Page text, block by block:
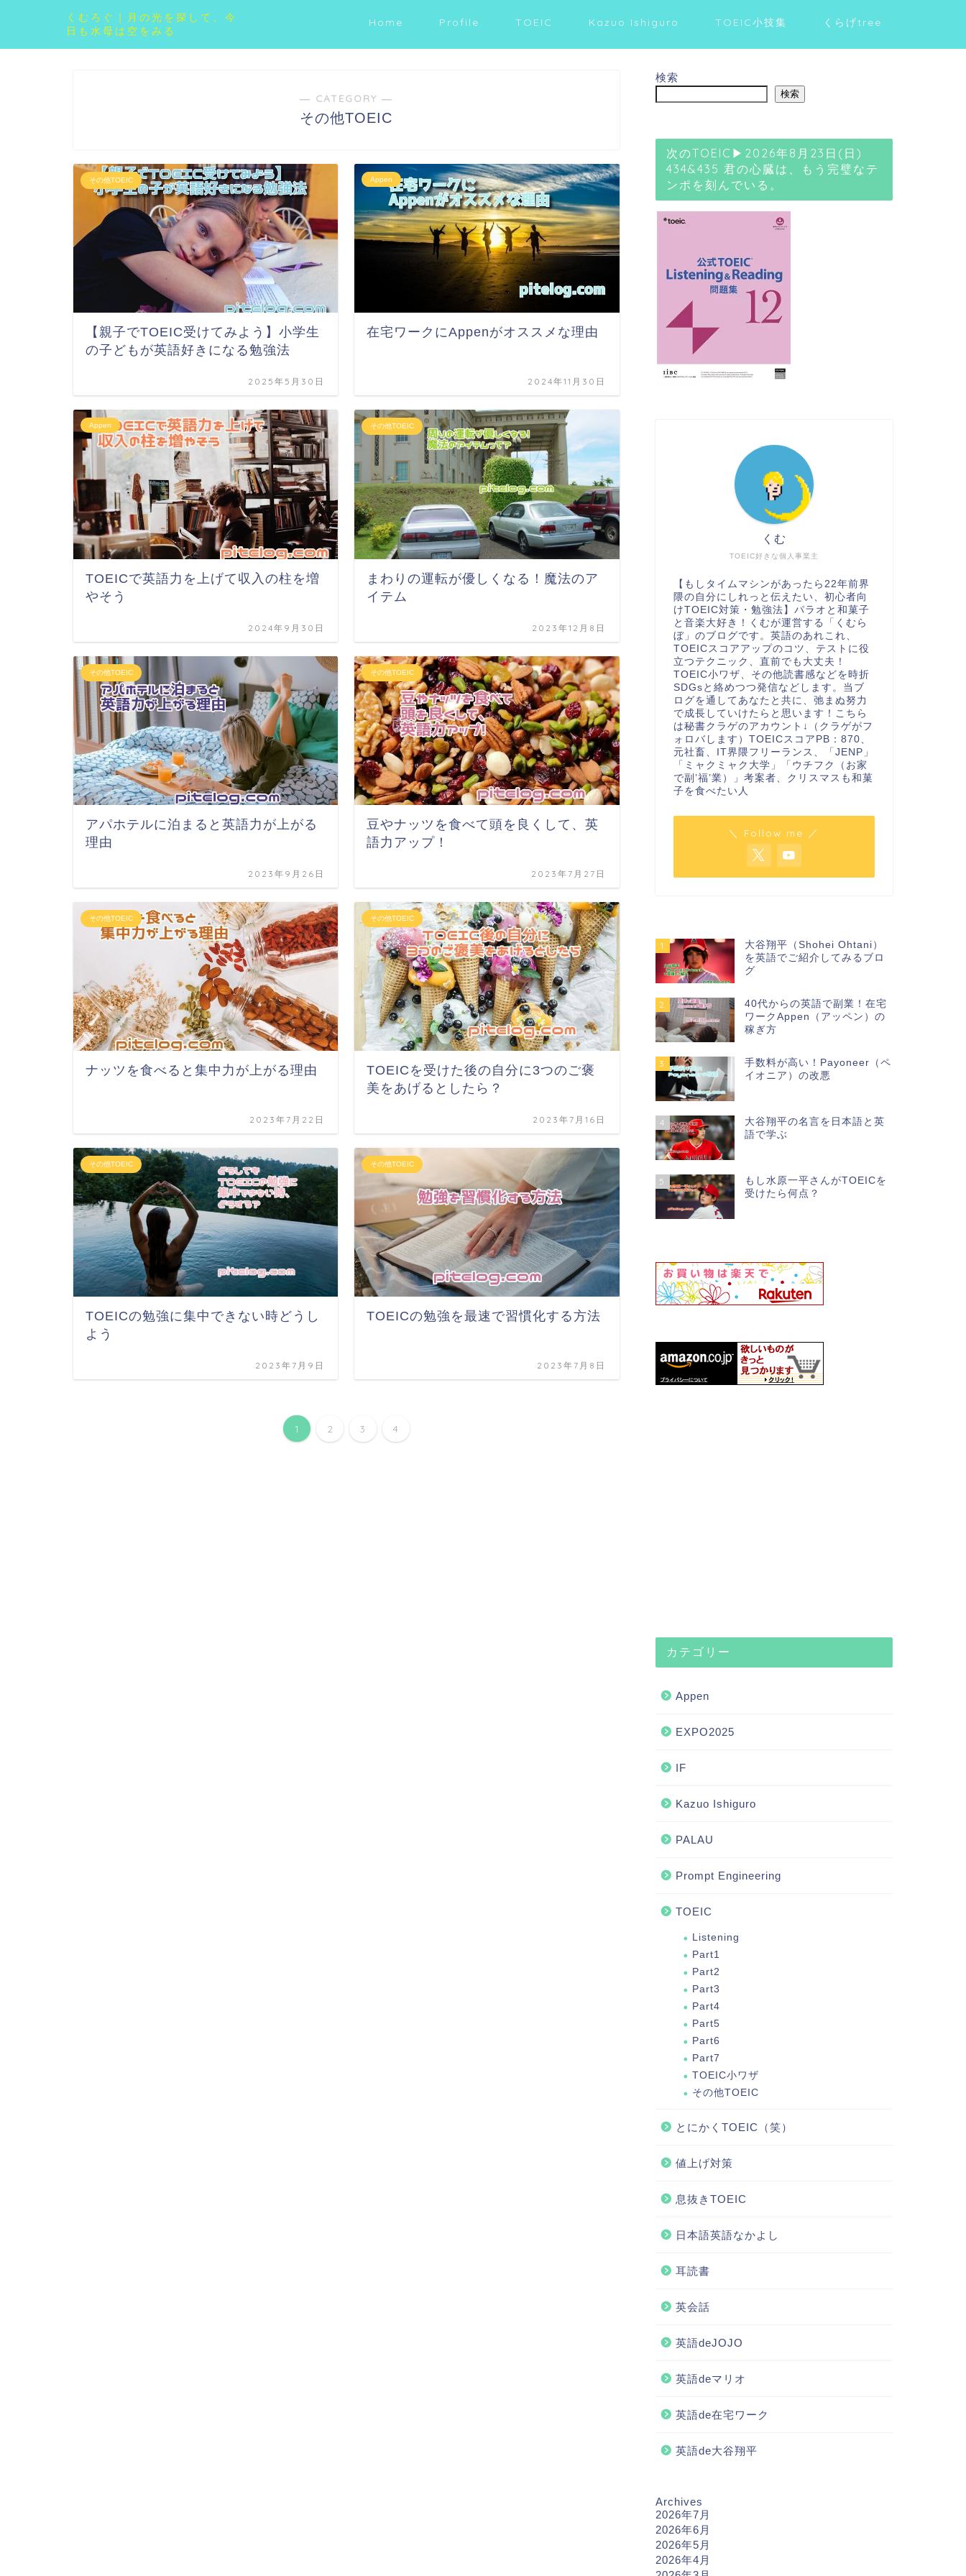
くむろぐ｜月の光を探して、今
日も水母は空をみる
Home Profile TOEIC Kazuo Ishiguro TOEIC小技集 くらげtree
― CATEGORY ―
その他TOEIC
その他TOEIC
【親子でTOEIC受けてみよう】小学生
の子どもが英語好きになる勉強法
2025年5月30日
Appen
在宅ワークにAppenがオススメな理由
2024年11月30日
Appen
TOEICで英語力を上げて収入の柱を増
やそう
2024年9月30日
その他TOEIC
まわりの運転が優しくなる！魔法のア
イテム
2023年12月8日
その他TOEIC
アパホテルに泊まると英語力が上がる
理由
2023年9月26日
その他TOEIC
豆やナッツを食べて頭を良くして、英
語力アップ！
2023年7月27日
その他TOEIC
ナッツを食べると集中力が上がる理由
2023年7月22日
その他TOEIC
TOEICを受けた後の自分に3つのご褒
美をあげるとしたら？
2023年7月16日
その他TOEIC
TOEICの勉強に集中できない時どうし
よう
2023年7月9日
その他TOEIC
TOEICの勉強を最速で習慣化する方法
2023年7月8日
1 2 3 4
検索
検索
次のTOEIC▶2026年8月23日(日)
434&435 君の心臓は、もう完璧なテ
ンポを刻んでいる。
TOEIC好きな個人事業主
くむ
【もしタイムマシンがあったら22年前界
隈の自分にしれっと伝えたい、初心者向
けTOEIC対策・勉強法】パラオと和菓子
と音楽大好き！くむが運営する「くむら
ぼ」のブログです。英語のあれこれ、
TOEICスコアアップのコツ、テストに役
立つテクニック、直前でも大丈夫！
TOEIC小ワザ、その他読書感などを時折
SDGsと絡めつつ発信などします。当ブ
ログを通してあなたと共に、弛まぬ努力
で成長していけたらと思います！こちら
は秘書クラゲのアカウント↓（クラゲがフ
ォロバします）TOEICスコアPB：870、
元社畜、IT界隈フリーランス、「JENP」
「ミャクミャク大学」「ウチフク（お家
で副’福’業）」考案者、クリスマスも和菓
子を食べたい人
＼ Follow me ／
1
大谷翔平（Shohei Ohtani）
を英語でご紹介してみるブロ
グ
2
40代からの英語で副業！在宅
ワークAppen（アッペン）の
稼ぎ方
3
手数料が高い！Payoneer（ペ
イオニア）の改悪
4
大谷翔平の名言を日本語と英
語で学ぶ
5
もし水原一平さんがTOEICを
受けたら何点？
カテゴリー
Appen
EXPO2025
IF
Kazuo Ishiguro
PALAU
Prompt Engineering
TOEIC
Listening
Part1
Part2
Part3
Part4
Part5
Part6
Part7
TOEIC小ワザ
その他TOEIC
とにかくTOEIC（笑）
値上げ対策
息抜きTOEIC
日本語英語なかよし
耳読書
英会話
英語deJOJO
英語deマリオ
英語de在宅ワーク
英語de大谷翔平
Archives
2026年7月
2026年6月
2026年5月
2026年4月